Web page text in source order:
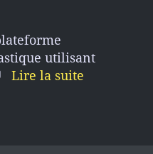
utilisant
Lire la suite